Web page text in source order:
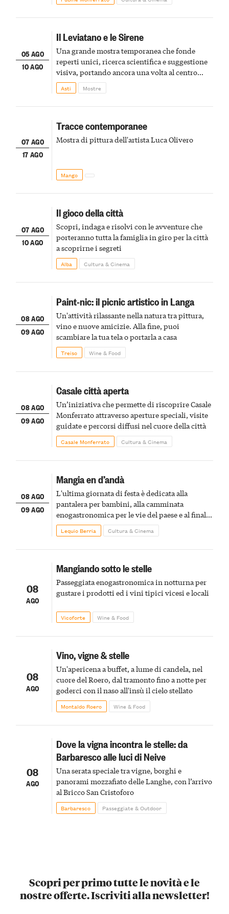
05 AGO
10 AGO
Il Leviatano e le Sirene
Una grande mostra temporanea che fonde
reperti unici, ricerca scientifica e suggestione
visiva, portando ancora una volta al centro
della scena le meraviglie del passato astigiano
Asti Mostre
07 AGO
17 AGO
Tracce contemporanee
Mostra di pittura dell'artista Luca Olivero
Mango
07 AGO
10 AGO
Il gioco della città
Scopri, indaga e risolvi con le avventure che
porteranno tutta la famiglia in giro per la città
a scoprirne i segreti
Alba Cultura & Cinema
08 AGO
09 AGO
Paint-nic: il picnic artistico in Langa
Un'attività rilassante nella natura tra pittura,
vino e nuove amicizie. Alla fine, puoi
scambiare la tua tela o portarla a casa
Treiso Wine & Food
08 AGO
09 AGO
Casale città aperta
Un’iniziativa che permette di riscoprire Casale
Monferrato attraverso aperture speciali, visite
guidate e percorsi diffusi nel cuore della città
Casale Monferrato Cultura & Cinema
08 AGO
09 AGO
Mangia en d’andà
L'ultima giornata di festa è dedicata alla
pantalera per bambini, alla camminata
enogastronomica per le vie del paese e al finale
pirotecnico
Lequio Berria Cultura & Cinema
08
AGO
Mangiando sotto le stelle
Passeggiata enogastronomica in notturna per
gustare i prodotti ed i vini tipici vicesi e locali
Vicoforte Wine & Food
08
AGO
Vino, vigne & stelle
Un'apericena a buffet, a lume di candela, nel
cuore del Roero, dal tramonto fino a notte per
goderci con il naso all'insù il cielo stellato
Montaldo Roero Wine & Food
08
AGO
Dove la vigna incontra le stelle: da
Barbaresco alle luci di Neive
Una serata speciale tra vigne, borghi e
panorami mozzafiato delle Langhe, con l’arrivo
al Bricco San Cristoforo
Barbaresco Passeggiate & Outdoor
Scopri per primo tutte le novità e le
nostre offerte. Iscriviti alla newsletter!